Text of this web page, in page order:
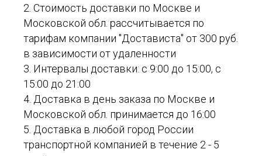
2. Стоимость доставки по Москве и
Московской обл. рассчитывается по
тарифам компании "Достависта" от 300 руб.
в зависимости от удаленности
3. Интервалы доставки: с 9:00 до 15:00, с
15:00 до 21:00
4. Доставка в день заказа по Москве и
Московской обл. принимается до 16:00
5. Доставка в любой город России
транспортной компанией в течение 2 - 5